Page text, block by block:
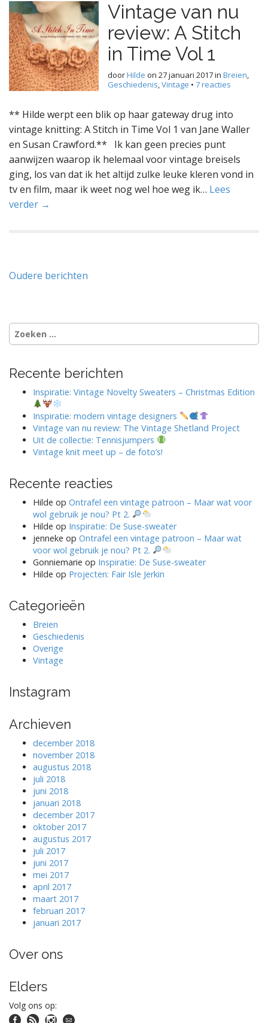
Vintage van nu
review: A Stitch
in Time Vol 1
doorHilde on 27 januari 2017in Breien,
Geschiedenis,Vintage • 7 reacties
** Hilde werpt een blik op haar gateway drug into
vintage knitting: A Stitch in Time Vol 1 van Jane Waller
en Susan Crawford.** Ik kan geen precies punt
aanwijzen waarop ik helemaal voor vintage breisels
ging, los van dat ik het altijd zulke leuke kleren vond in
tv en film, maar ik weet nog wel hoe weg ik… Lees
verder →
Berichtnavigatie
Oudere berichten
Zoeken
naar:
Recente berichten
Inspiratie: Vintage Novelty Sweaters – Christmas Edition
Inspiratie: modern vintage designers
Vintage van nu review: The Vintage Shetland Project
Uit de collectie: Tennisjumpers
Vintage knit meet up – de foto’s!
Recente reacties
Hilde op Ontrafel een vintage patroon – Maar wat voor
wol gebruik je nou? Pt 2.
Hilde op Inspiratie: De Suse-sweater
jenneke op Ontrafel een vintage patroon – Maar wat
voor wol gebruik je nou? Pt 2.
Gonniemarie op Inspiratie: De Suse-sweater
Hilde op Projecten: Fair Isle Jerkin
Categorieën
Breien
Geschiedenis
Overige
Vintage
Instagram
Archieven
december 2018
november 2018
augustus 2018
juli 2018
juni 2018
januari 2018
december 2017
oktober 2017
augustus 2017
juli 2017
juni 2017
mei 2017
april 2017
maart 2017
februari 2017
januari 2017
Over ons
Elders
Volg ons op: